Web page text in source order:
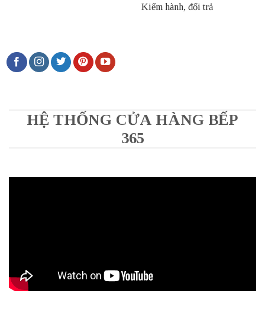
Kiểm hành, đổi trả
HỆ THỐNG CỬA HÀNG BẾP
365